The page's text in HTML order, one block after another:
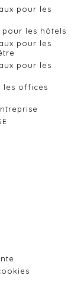
pour les
les hôtels
pour les
pour les
les offices